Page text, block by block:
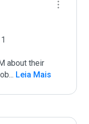
about their
... Leia Mais